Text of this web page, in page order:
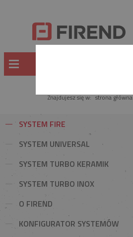
Znajdujesz się w: strona główna
SYSTEM FIRE
SYSTEM UNIVERSAL
SYSTEM TURBO KERAMIK
SYSTEM TURBO INOX
O FIREND
KONFIGURATOR SYSTEMÓW